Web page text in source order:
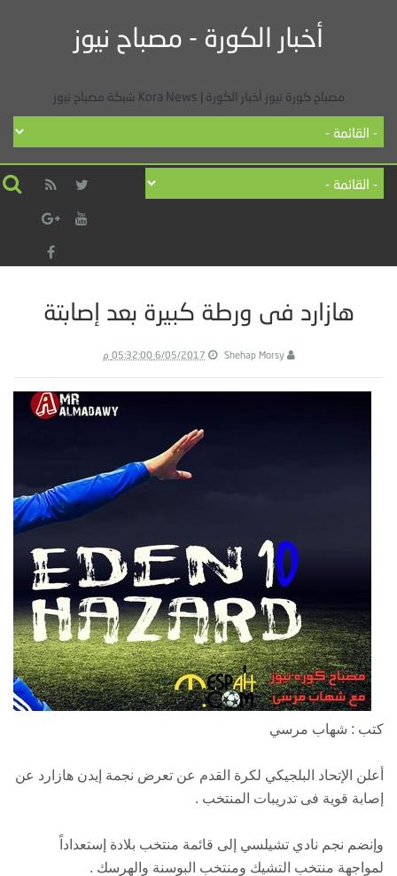
أخبار الكورة - مصباح نيوز
مصباح كورة نيوز أخبار الكورة | Kora News شبكة مصباح نيوز
هازارد فى ورطة كبيرة بعد إصابتة
Shehap Morsy 6/05/2017 05:32:00 م
كتب : شهاب مرسي
أعلن الإتحاد البلجيكي لكرة القدم عن تعرض نجمة إيدن هازارد عن
إصابة قوية فى تدريبات المنتخب .
وإنضم نجم نادي تشيلسي إلى قائمة منتخب بلادة إستعداداً
لمواجهة منتخب التشيك ومنتخب البوسنة والهرسك .